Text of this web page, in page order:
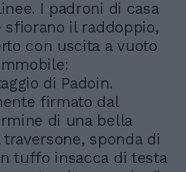
I padroni di casa
sfiorano il raddoppio,
con uscita a vuoto
di Padoin.
firmato dal
di una bella
sponda di
tuffo insacca di testa